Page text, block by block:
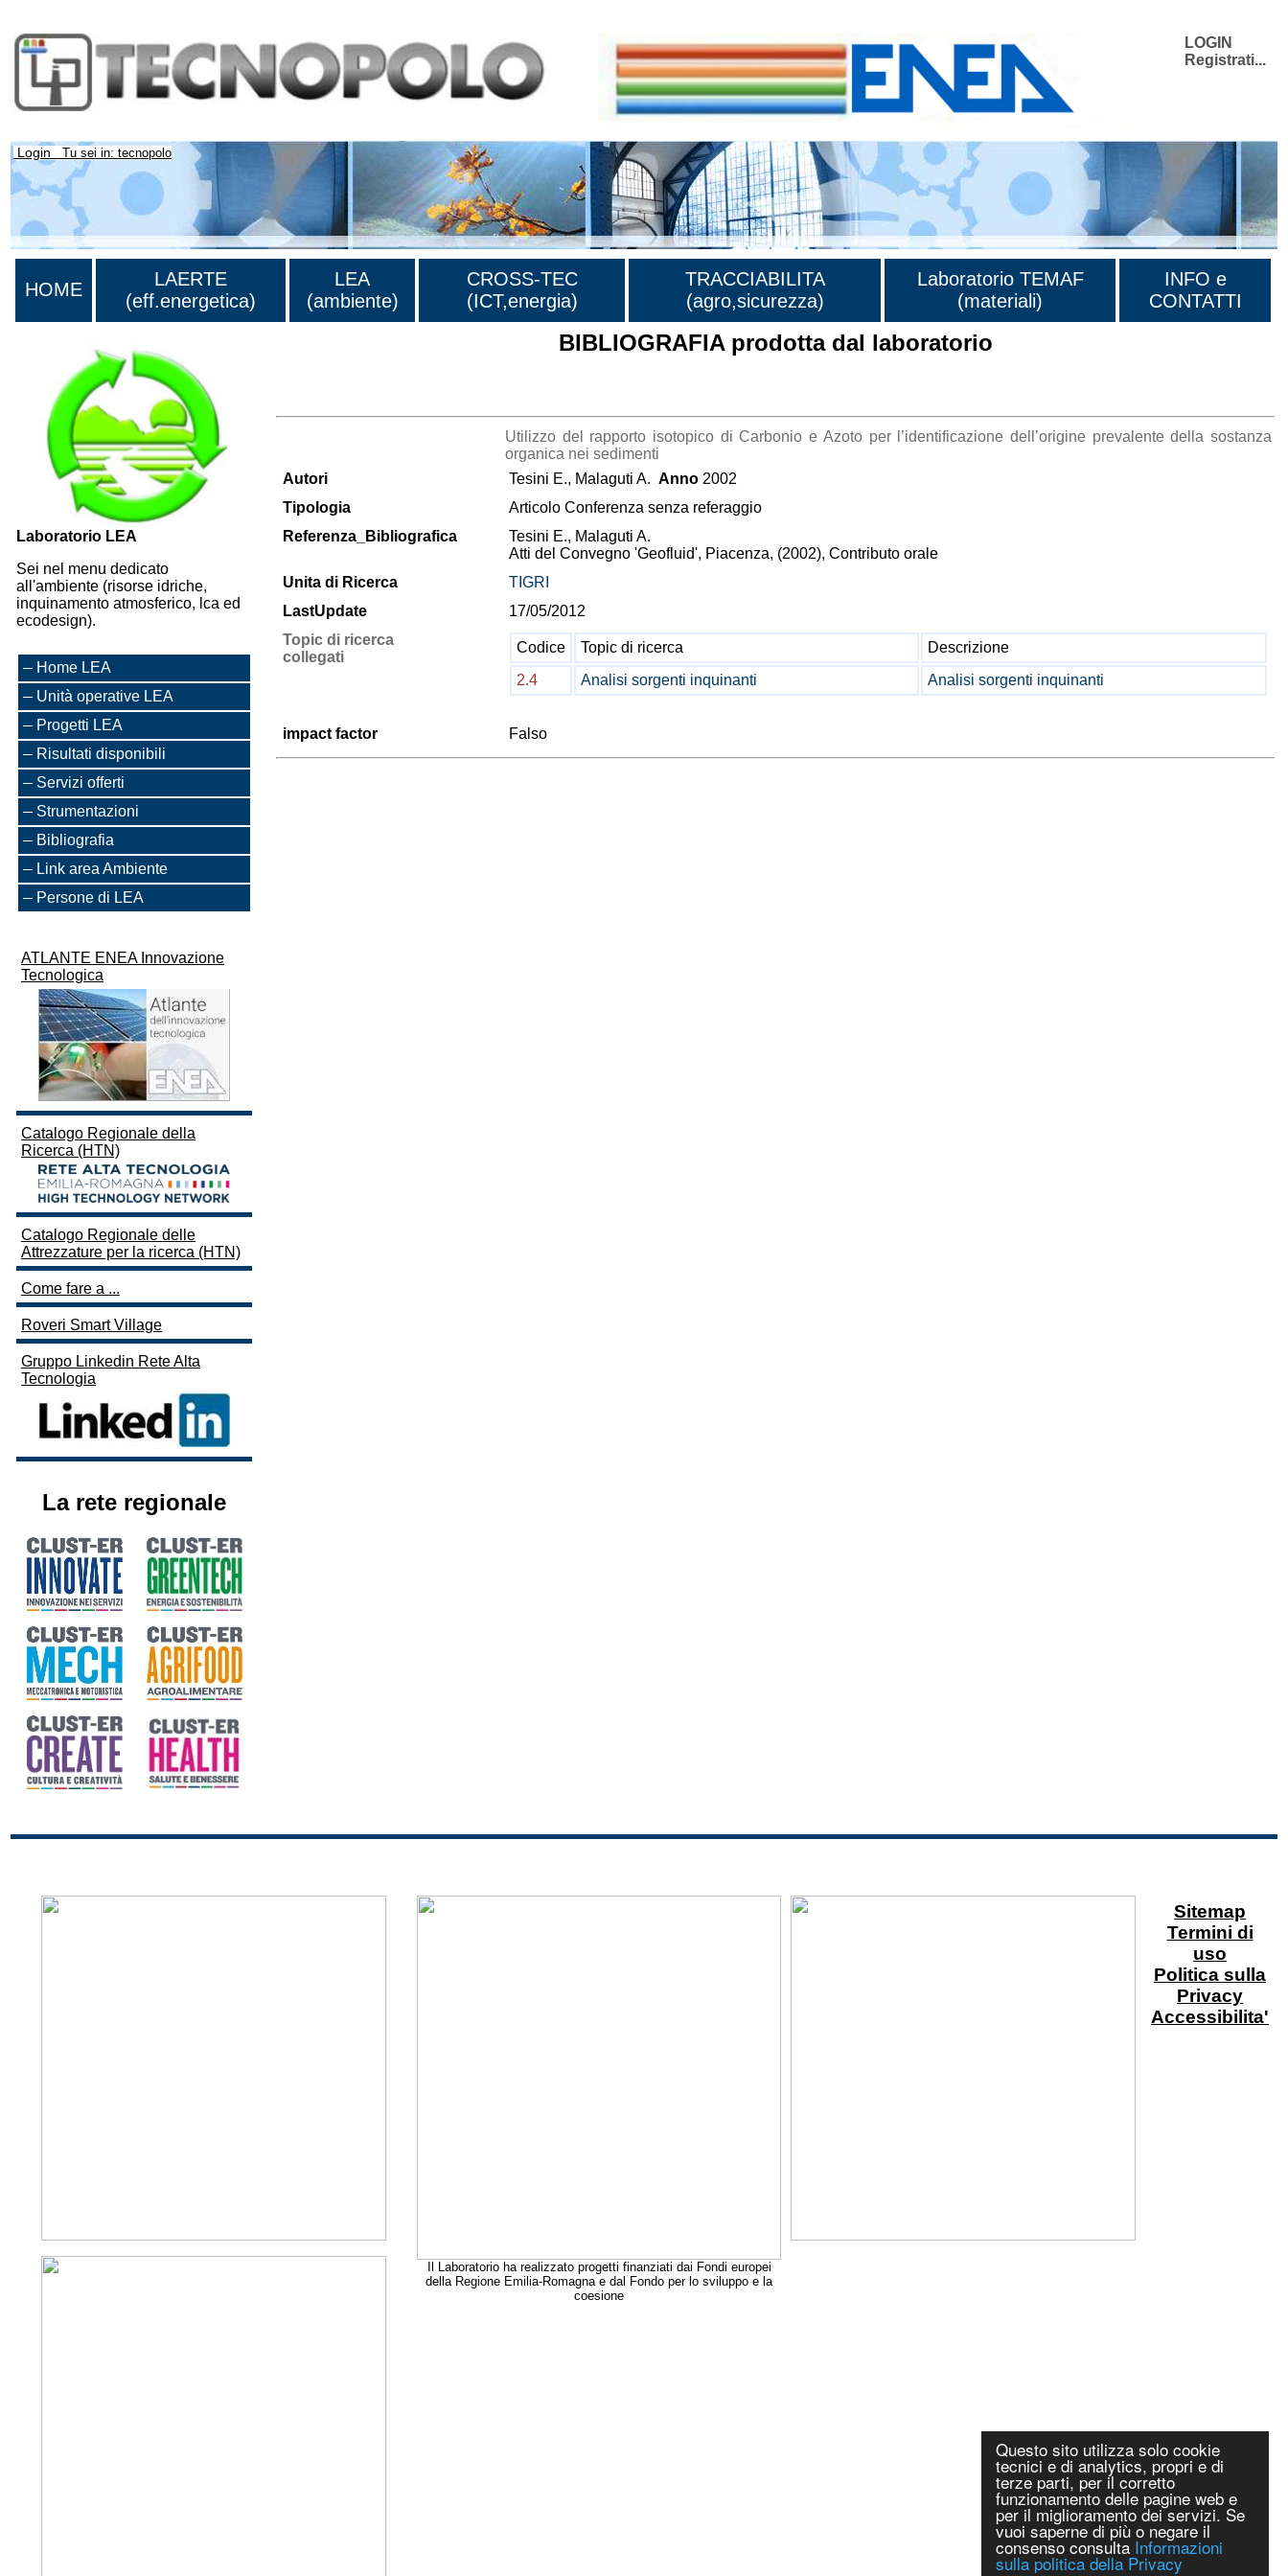
Questo sito utilizza solo cookie
tecnici e di analytics, propri e di
terze parti, per il corretto
funzionamento delle pagine web e
per il miglioramento dei servizi. Se
vuoi saperne di più o negare il
consenso consulta Informazioni
sulla politica della Privacy
LOGIN
Registrati...
Login Tu sei in: tecnopolo
HOME
LAERTE
(eff.energetica)
LEA
(ambiente)
CROSS-TEC
(ICT,energia)
TRACCIABILITA
(agro,sicurezza)
Laboratorio TEMAF
(materiali)
INFO e
CONTATTI
Laboratorio LEA
Sei nel menu dedicato
all'ambiente (risorse idriche,
inquinamento atmosferico, lca ed
ecodesign).
Home LEA
Unità operative LEA
Progetti LEA
Risultati disponibili
Servizi offerti
Strumentazioni
Bibliografia
Link area Ambiente
Persone di LEA
ATLANTE ENEA Innovazione
Tecnologica
Catalogo Regionale della
Ricerca (HTN)
Catalogo Regionale delle
Attrezzature per la ricerca (HTN)
Come fare a ...
Roveri Smart Village
Gruppo Linkedin Rete Alta
Tecnologia
La rete regionale
BIBLIOGRAFIA prodotta dal laboratorio
Utilizzo del rapporto isotopico di Carbonio e Azoto per l’identificazione dell’origine prevalente della sostanza
organica nei sedimenti
Autori
Tesini E., Malaguti A. Anno 2002
Tipologia
Articolo Conferenza senza referaggio
Referenza_Bibliografica
Tesini E., Malaguti A.
Atti del Convegno 'Geofluid', Piacenza, (2002), Contributo orale
Unita di Ricerca
TIGRI
LastUpdate
17/05/2012
Topic di ricerca
collegati
Codice Topic di ricerca
Descrizione
2.4
Analisi sorgenti inquinanti Analisi sorgenti inquinanti
impact factor Falso
Il Laboratorio ha realizzato progetti finanziati dai Fondi europei
della Regione Emilia-Romagna e dal Fondo per lo sviluppo e la
coesione
Sitemap
Termini di
uso
Politica sulla
Privacy
Accessibilita'